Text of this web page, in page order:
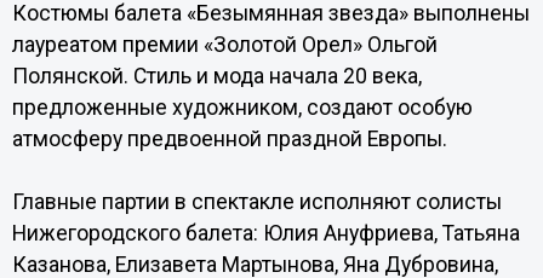
Костюмы балета «Безымянная звезда» выполнены
лауреатом премии «Золотой Орел» Ольгой
Полянской. Стиль и мода начала 20 века,
предложенные художником, создают особую
атмосферу предвоенной праздной Европы.
Главные партии в спектакле исполняют солисты
Нижегородского балета: Юлия Ануфриева, Татьяна
Казанова, Елизавета Мартынова, Яна Дубровина,